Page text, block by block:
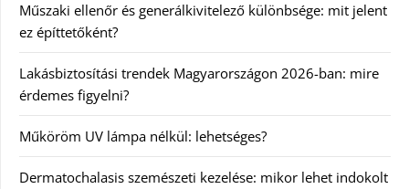
Műszaki ellenőr és generálkivitelező különbsége: mit jelent
ez építtetőként?
Lakásbiztosítási trendek Magyarországon 2026-ban: mire
érdemes figyelni?
Műköröm UV lámpa nélkül: lehetséges?
Dermatochalasis szemészeti kezelése: mikor lehet indokolt